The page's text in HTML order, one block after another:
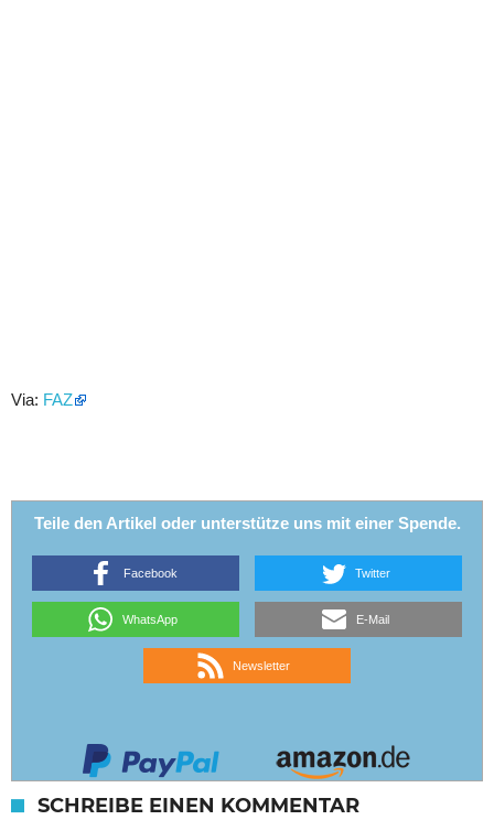
Via: FAZ
Teile den Artikel oder unterstütze uns mit einer Spende.
Facebook Twitter
WhatsApp E-Mail
Newsletter
SCHREIBE EINEN KOMMENTAR